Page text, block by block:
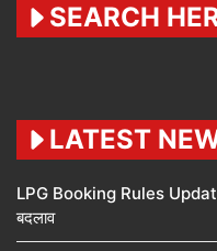
SEARCH
LATEST
LPG Booking Rules
बदलाव